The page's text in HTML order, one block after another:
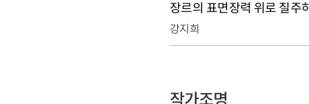
장르의 표면장력 위로 질주
강지희